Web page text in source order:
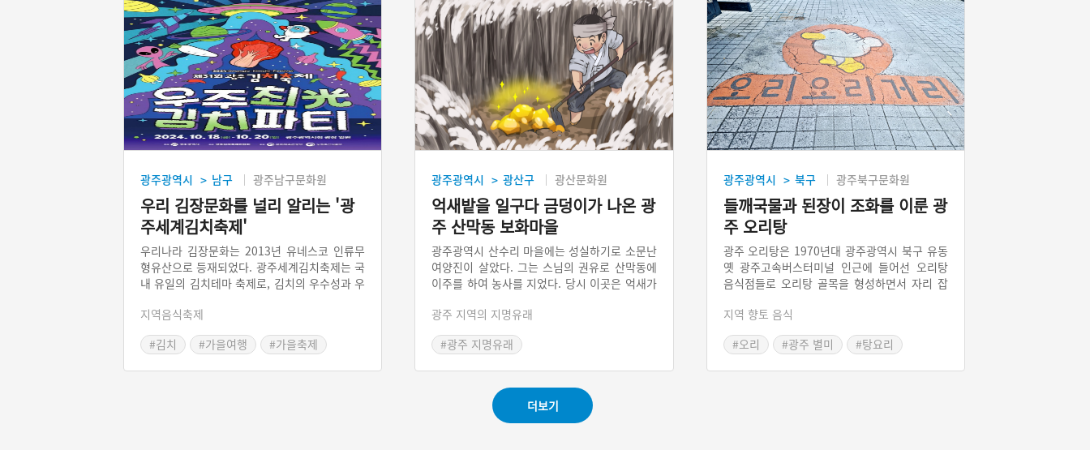
광주광역시 > 남구 광주남구문화원
우리 김장문화를 널리 알리는 '광
주세계김치축제'
우리나라 김장문화는 2013년 유네스코 인류무
형유산으로 등재되었다. 광주세계김치축제는 국
내 유일의 김치테마 축제로, 김치의 우수성과 우
사이다. 광주세계김치축제는 김치와 관련된 각
종 경연대회와 문화행사로 이루어져 있다. 그리
고 시중가보다 저렴한 가격에 김치와 김치 재료
지역음식축제
#김치
#가을여행 #가을축제
광주광역시 > 광산구 광산문화원
억새밭을 일구다 금덩이가 나온 광
주 산막동 보화마을
광주광역시 산수리 마을에는 성실하기로 소문난
여양진이 살았다. 그는 스님의 권유로 산막동에
이주를 하여 농사를 지었다. 당시 이곳은 억새가
지 않았다. 그렇게 밭을 일구던 그는 어느 날 땅
에서 금덩이를 파냈다. 여양진은 금덩이가 스님
의 덕으로 얻은 것이나 부처님 것으로 생각하고
주변 마을에서는 금은보화를 얻은 곳이라 해서
보화촌(寶貨村)이라 불렀다.
광주 지역의 지명유래
#광주 지명유래
광주광역시 > 북구 광주북구문화원
들깨국물과 된장이 조화를 이룬 광
주 오리탕
광주 오리탕은 1970년대 광주광역시 북구 유동
옛 광주고속버스터미널 인근에 들어선 오리탕
음식점들로 오리탕 골목을 형성하면서 자리 잡
은 오리고기를 들깻가루와 된장을 푼 걸쭉한 국
물에 끓인 다음 미나리를 얹어서 초장에 찍어 먹
는 것이 특징이다.
지역 향토 음식
#오리
#광주 별미 #탕요리
더보기